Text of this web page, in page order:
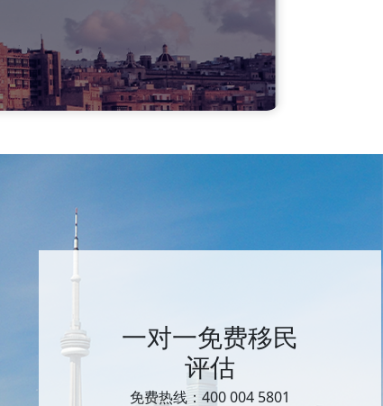
一对一免费移民
评估
免费热线：400 004 5801